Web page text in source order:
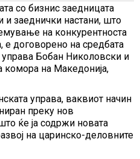
со бизнис заедницата
и заеднички настани, што
на конкурентноста
е договорено на средбата
Бобан Николовски и
комора на Македонија,
управа, ваквиот начин
преку нов
ќе ја содржи новата
на царинско-деловните